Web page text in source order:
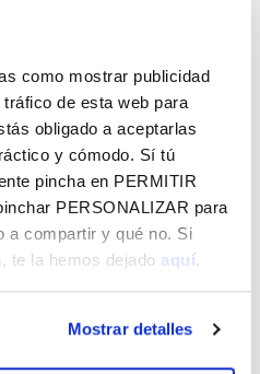
como mostrar publicidad
de esta web para
obligado a aceptarlas
y cómodo. Sí tú
pincha en PERMITIR
PERSONALIZAR para
a compartir y qué no. Si
te la hemos dejado aquí.
Mostrar detalles
esparruan erreferentea
jaialdia